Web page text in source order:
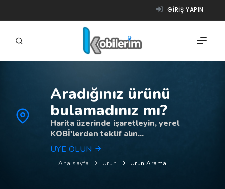
GIRIŞ YAPIN
FIRMALAR
ÜRÜNLER
NASIL ÇALIŞIR?
YARDIM
Aradığınız ürünü
bulamadınız mı?
Harita üzerinde işaretleyin, yerel
KOBİ'lerden teklif alın...
ÜYE OLUN
Ana sayfa Ürün Ürün Arama